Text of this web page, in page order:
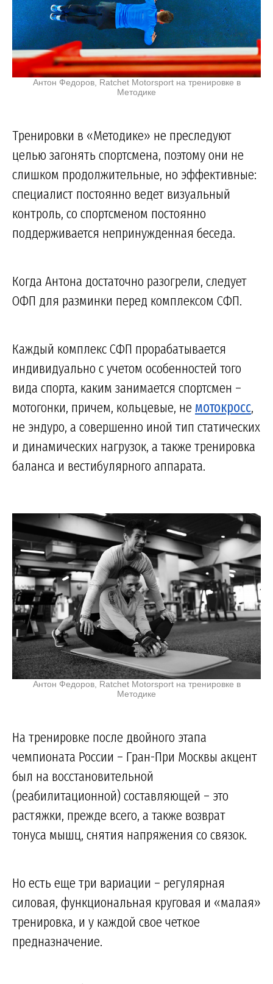
Антон Федоров, Ratchet Motorsport на тренировке в
Методике
Тренировки в «Методике» не преследуют
целью загонять спортсмена, поэтому они не
слишком продолжительные, но эффективные:
специалист постоянно ведет визуальный
контроль, со спортсменом постоянно
поддерживается непринужденная беседа.
Когда Антона достаточно разогрели, следует
ОФП для разминки перед комплексом СФП.
Каждый комплекс СФП прорабатывается
индивидуально с учетом особенностей того
вида спорта, каким занимается спортсмен –
мотогонки, причем, кольцевые, не мотокросс,
не эндуро, а совершенно иной тип статических
и динамических нагрузок, а также тренировка
баланса и вестибулярного аппарата.
Антон Федоров, Ratchet Motorsport на тренировке в
Методике
На тренировке после двойного этапа
чемпионата России – Гран-При Москвы акцент
был на восстановительной
(реабилитационной) составляющей – это
растяжки, прежде всего, а также возврат
тонуса мышц, снятия напряжения со связок.
Но есть еще три вариации – регулярная
силовая, функциональная круговая и «малая»
тренировка, и у каждой свое четкое
предназначение.